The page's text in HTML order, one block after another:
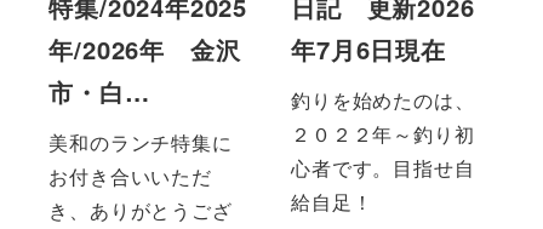
年/2026年 金沢
市・白…
美和のランチ特集に
お付き合いいただ
き、ありがとうござ
年7月6日現在
釣りを始めたのは、
２０２２年～釣り初
心者です。目指せ自
給自足！